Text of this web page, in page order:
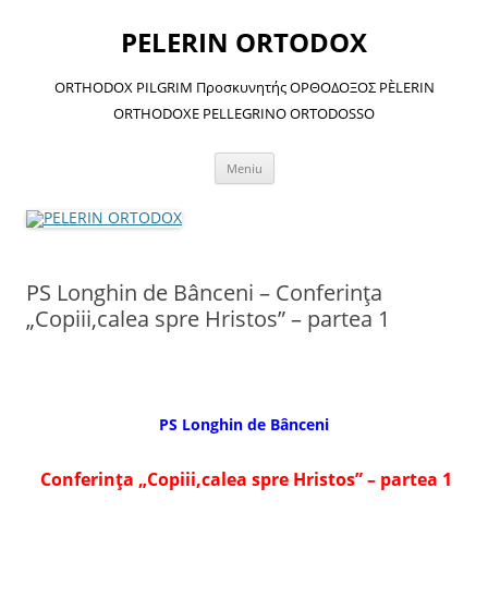
PELERIN ORTODOX
ORTHODOX PILGRIM Προσκυνητής ΟΡΘΟΔΟΞΟΣ PÈLERIN
ORTHODOXE PELLEGRINO ORTODOSSO
Meniu
PS Longhin de Bânceni – Conferinţa
„Copiii,calea spre Hristos” – partea 1
PS Longhin de Bânceni
Conferinţa „Copiii,calea spre Hristos” – partea 1